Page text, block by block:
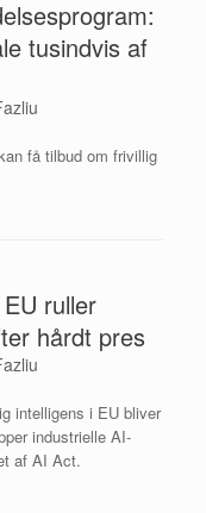
tusindvis af
få tilbud om frivillig
ruller
hårdt pres
intelligens i EU bliver
industrielle AI-
af AI Act.